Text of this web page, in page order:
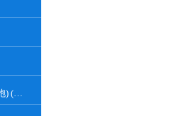
S-180 (小鼠腹水瘤细胞) (种属鉴定正确)